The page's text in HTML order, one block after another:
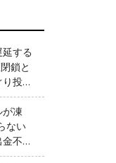
する
鎖と
投資
が凍
ない
不能